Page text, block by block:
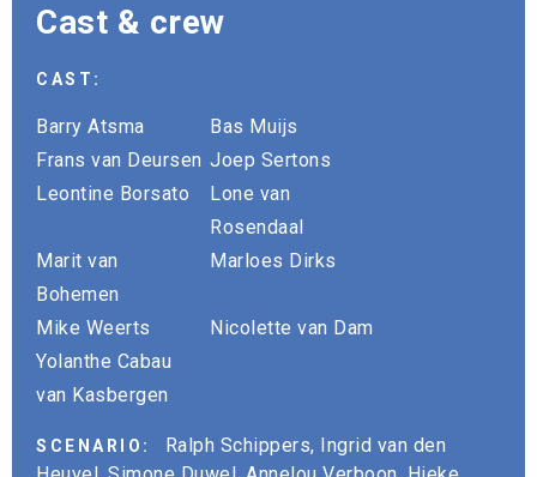
Cast & crew
CAST:
Barry Atsma
Bas Muijs
Frans van Deursen Joep Sertons
Leontine Borsato
Lone van
Rosendaal
Marit van
Bohemen
Marloes Dirks
Mike Weerts
Nicolette van Dam
Yolanthe Cabau
van Kasbergen
SCENARIO:
Ralph Schippers, Ingrid van den